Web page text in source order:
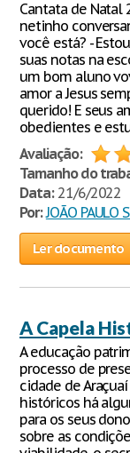
Cantata de Natal
netinho
você está? -
suas notas na
um bom aluno
amor a Jesus
querido! E seus
obedientes e
Avaliação:
Tamanho do
Data:21/6/2022
Por:JOÃO PAULO
Ler documento
A Capela
A educação
processo de
cidade de
históricos há
para os seus
sobre as